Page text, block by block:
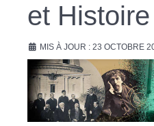
et Histoire
MIS À JOUR : 23 OCTOBRE